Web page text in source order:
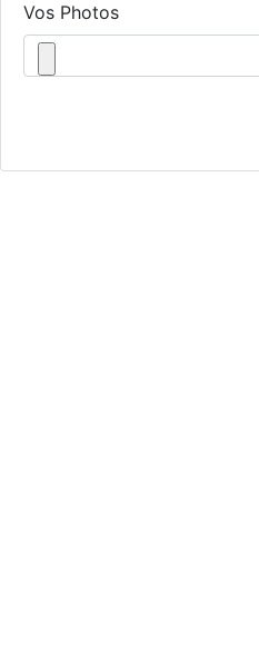
Vos Photos